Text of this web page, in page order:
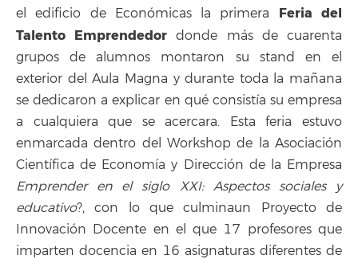
el edificio de Económicas la primera Feria del
Talento Emprendedor donde más de cuarenta
grupos de alumnos montaron su stand en el
exterior del Aula Magna y durante toda la mañana
se dedicaron a explicar en qué consistía su empresa
a cualquiera que se acercara. Esta feria estuvo
enmarcada dentro del Workshop de la Asociación
Científica de Economía y Dirección de la Empresa
Emprender en el siglo XXI:
Aspectos sociales y
educativo?, con lo que culminaun Proyecto de
Innovación Docente en el que 17 profesores que
imparten docencia en 16 asignaturas diferentes de